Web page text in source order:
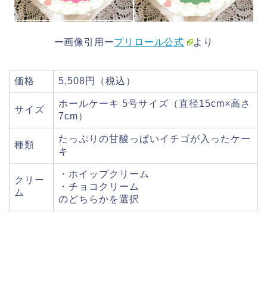
ー画像引用ープリロール公式 より
価格 5,508円（税込）
サイズ
ホールケーキ 5号サイズ（直径15cm×高さ
7cm）
種類
たっぷりの甘酸っぱいイチゴが入ったケー
キ
クリー
ム
・ホイップクリーム
・チョコクリーム
のどちらかを選択